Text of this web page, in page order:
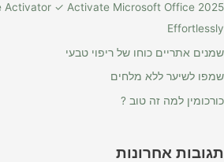
Activator ✓ Activate Microsoft Office 2025
Effortlessly
שמנים אתריים כוחו של ריפוי טבעי
שמפו לשיער ללא מלחים
כורכומין למה זה טוב ?
תגובות אחרונות